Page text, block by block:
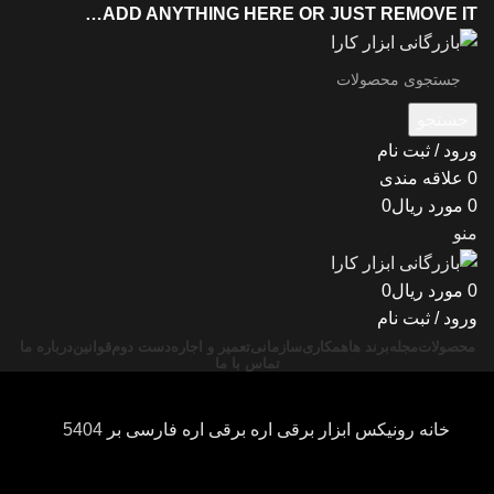
ADD ANYTHING HERE OR JUST REMOVE IT…
ورود / ثبت نام
0 علاقه مندی
0 مورد ریال0
منو
0 مورد ریال0
ورود / ثبت نام
محصولاتمجله برند ها همکاریسازمانیتعمیر و اجارهدست دوم قوانین درباره ما
تماس با ما
خانه رونیکس ابزار برقی اره برقی اره فارسی بر 5404